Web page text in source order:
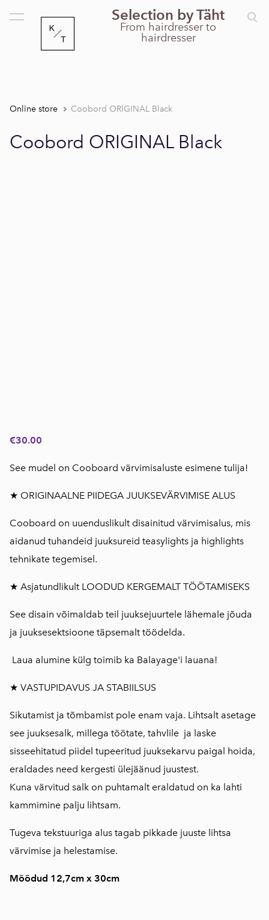
Selection by Täht
From hairdresser to
hairdresser
was added to the cart. View cart
Online store Coobord ORIGINAL Black
Coobord ORIGINAL Black
€30.00
See mudel on Cooboard värvimisaluste esimene tulija!
★ ORIGINAALNE PIIDEGA JUUKSEVÄRVIMISE ALUS
Cooboard on uuenduslikult disainitud värvimisalus, mis
aidanud tuhandeid juuksureid teasylights ja highlights
tehnikate tegemisel.
★ Asjatundlikult LOODUD KERGEMALT TÖÖTAMISEKS
See disain võimaldab teil juuksejuurtele lähemale jõuda
ja juuksesektsioone täpsemalt töödelda.
Laua alumine külg toimib ka Balayage'i lauana!
★ VASTUPIDAVUS JA STABIILSUS
Sikutamist ja tõmbamist pole enam vaja. Lihtsalt asetage
see juuksesalk, millega töötate, tahvlile ja laske
sisseehitatud piidel tupeeritud juuksekarvu paigal hoida,
eraldades need kergesti ülejäänud juustest.
Kuna värvitud salk on puhtamalt eraldatud on ka lahti
kammimine palju lihtsam.
Tugeva tekstuuriga alus tagab pikkade juuste lihtsa
värvimise ja helestamise.
Mõõdud 12,7cm x 30cm